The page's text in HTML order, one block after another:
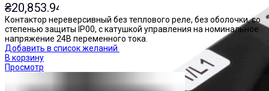
₴20,853.94
Контактор нереверсивный без теплового реле, без оболочки, со
степенью защиты IP00, с катушкой управления на номинальное
напряжение 24В переменного тока.
Добавить в список желаний
В корзину
Просмотр